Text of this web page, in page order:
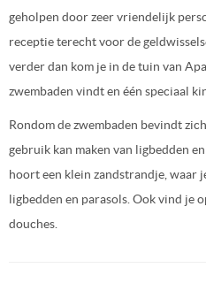
geholpen door zeer vriendelijk
receptie terecht voor de
verder dan kom je in de tuin van
zwembaden vindt en één speciaal
Rondom de zwembaden bevindt
gebruik kan maken van ligbedden
hoort een klein zandstrandje, waar
ligbedden en parasols. Ook vind je
douches.